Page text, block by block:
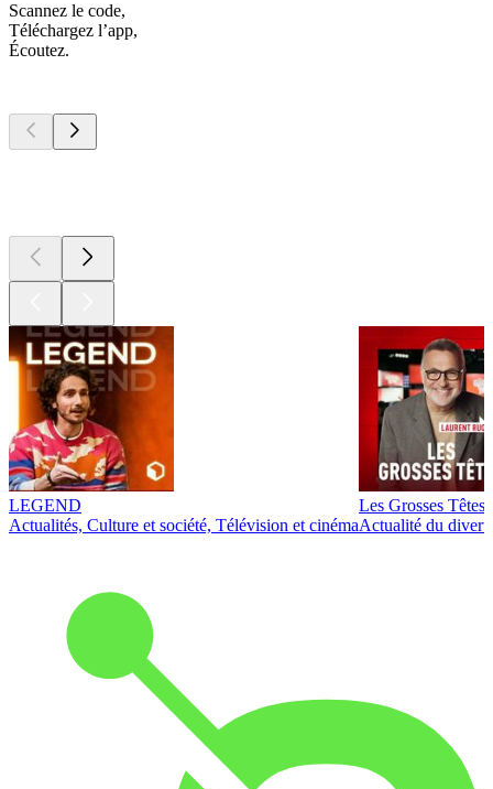
Scannez le code,
Téléchargez l’app,
Écoutez.
LEGEND
Actualités, Culture et société, Télévision et cinéma
Les Grosses Têtes
Actualité du